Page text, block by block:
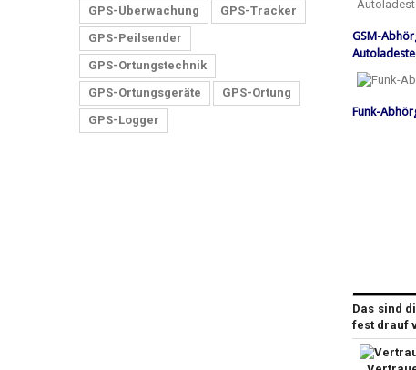
GPS-Überwachung
GPS-Tracker
GPS-Peilsender
GPS-Ortungstechnik
GPS-Ortungsgeräte
GPS-Ortung
GPS-Logger
GSM-
Funk-
Das sind
fest drauf